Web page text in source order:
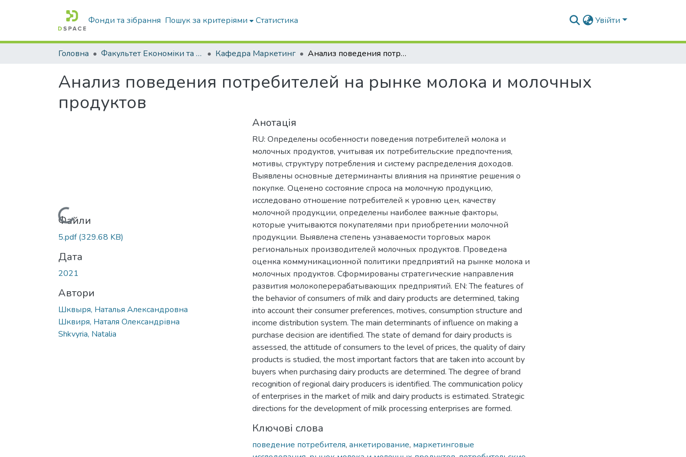
Фонди та зібрання Пошук за критеріями Статистика Увійти
Головна Факультет Економіки та бізнесу Кафедра Маркетинг Анализ поведения потребителей на рынке молока и молочных продуктов
Анализ поведения потребителей на рынке молока и молочных
продуктов
Вантажиться...
Файли
5.pdf(329.68 KB)
Дата
2021
Автори
Шквыря, Наталья Александровна
Шквиря, Наталя Олександрівна
Shkvyria, Natalia
Анотація
RU: Определены особенности поведения потребителей молока и
молочных продуктов, учитывая их потребительские предпочтения,
мотивы, структуру потребления и систему распределения доходов.
Выявлены основные детерминанты влияния на принятие решения о
покупке. Оценено состояние спроса на молочную продукцию,
исследовано отношение потребителей к уровню цен, качеству
молочной продукции, определены наиболее важные факторы,
которые учитываются покупателями при приобретении молочной
продукции. Выявлена степень узнаваемости торговых марок
региональных производителей молочных продуктов. Проведена
оценка коммуникационной политики предприятий на рынке молока и
молочных продуктов. Сформированы стратегические направления
развития молокоперерабатывающих предприятий. EN: The features of
the behavior of consumers of milk and dairy products are determined, taking
into account their consumer preferences, motives, consumption structure and
income distribution system. The main determinants of influence on making a
purchase decision are identified. The state of demand for dairy products is
assessed, the attitude of consumers to the level of prices, the quality of dairy
products is studied, the most important factors that are taken into account by
buyers when purchasing dairy products are determined. The degree of brand
recognition of regional dairy producers is identified. The communication policy
of enterprises in the market of milk and dairy products is estimated. Strategic
directions for the development of milk processing enterprises are formed.
Ключові слова
поведение потребителя, анкетирование, маркетинговые